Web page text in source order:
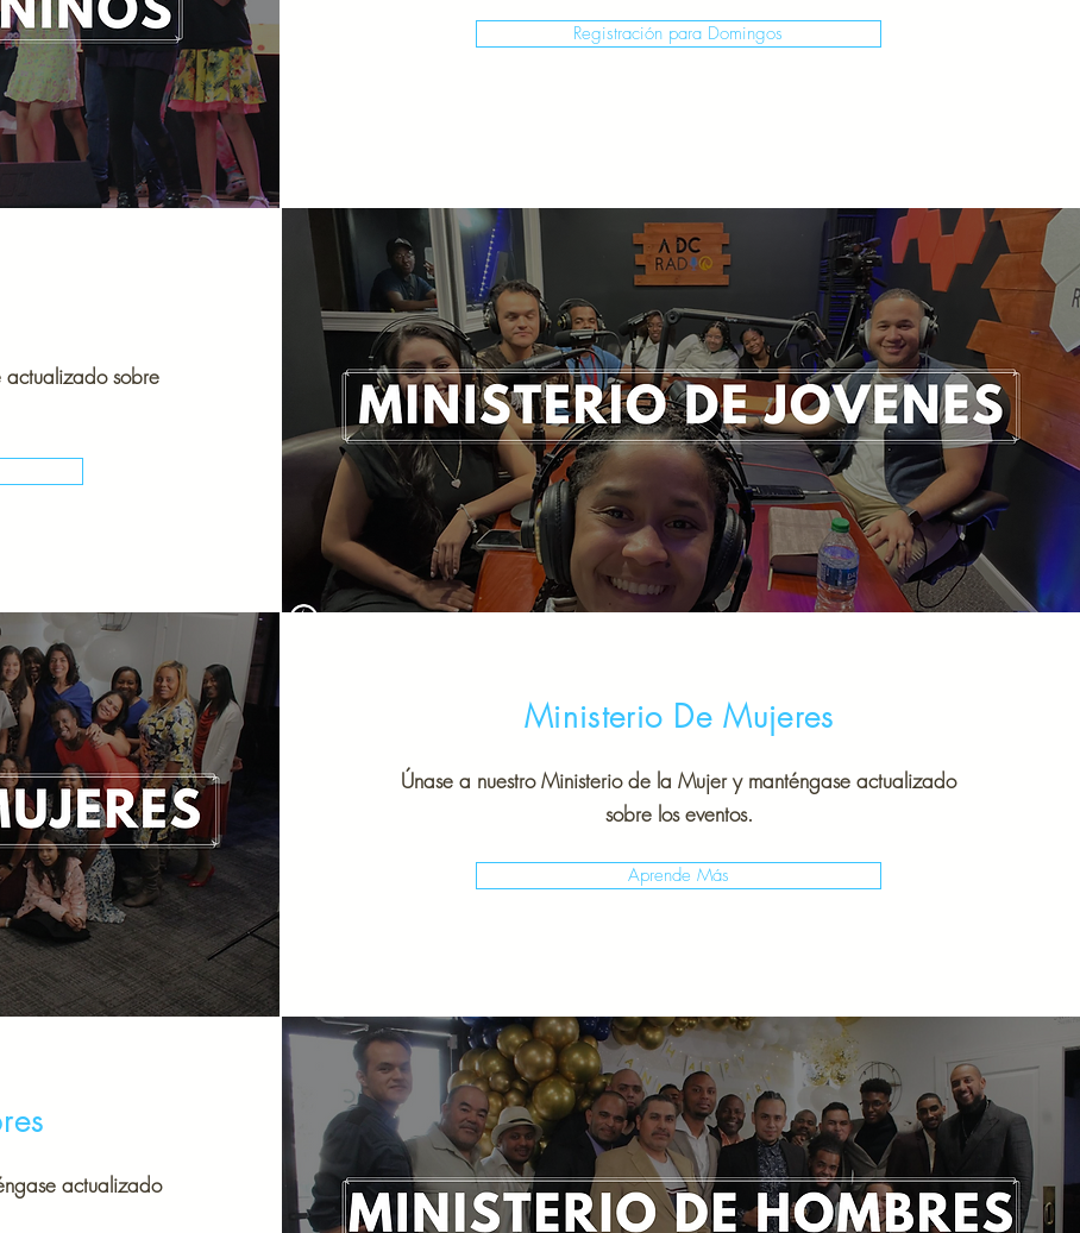
Registración para Domingos
actualizado sobre
Ministerio De Mujeres
Únase a nuestro Ministerio de la Mujer y manténgase actualizado
sobre los eventos.
Aprende Más
actualizado